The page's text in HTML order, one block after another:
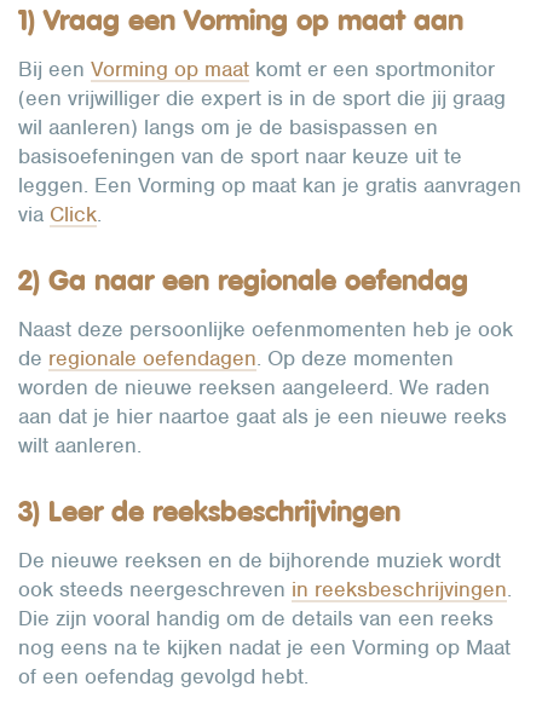
1) Vraag een Vorming op maat aan
Bij een Vorming op maat komt er een sportmonitor
(een vrijwilliger die expert is in de sport die jij graag
wil aanleren) langs om je de basispassen en
basisoefeningen van de sport naar keuze uit te
leggen. Een Vorming op maat kan je gratis aanvragen
via Click.
2) Ga naar een regionale oefendag
Naast deze persoonlijke oefenmomenten heb je ook
de regionale oefendagen. Op deze momenten
worden de nieuwe reeksen aangeleerd. We raden
aan dat je hier naartoe gaat als je een nieuwe reeks
wilt aanleren.
3) Leer de reeksbeschrijvingen
De nieuwe reeksen en de bijhorende muziek wordt
ook steeds neergeschreven in reeksbeschrijvingen.
Die zijn vooral handig om de details van een reeks
nog eens na te kijken nadat je een Vorming op Maat
of een oefendag gevolgd hebt.